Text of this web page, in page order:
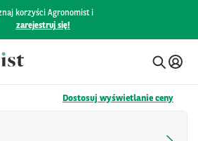
korzyści Agronomist i
zarejestruj się!
Dostosuj wyświetlanie ceny